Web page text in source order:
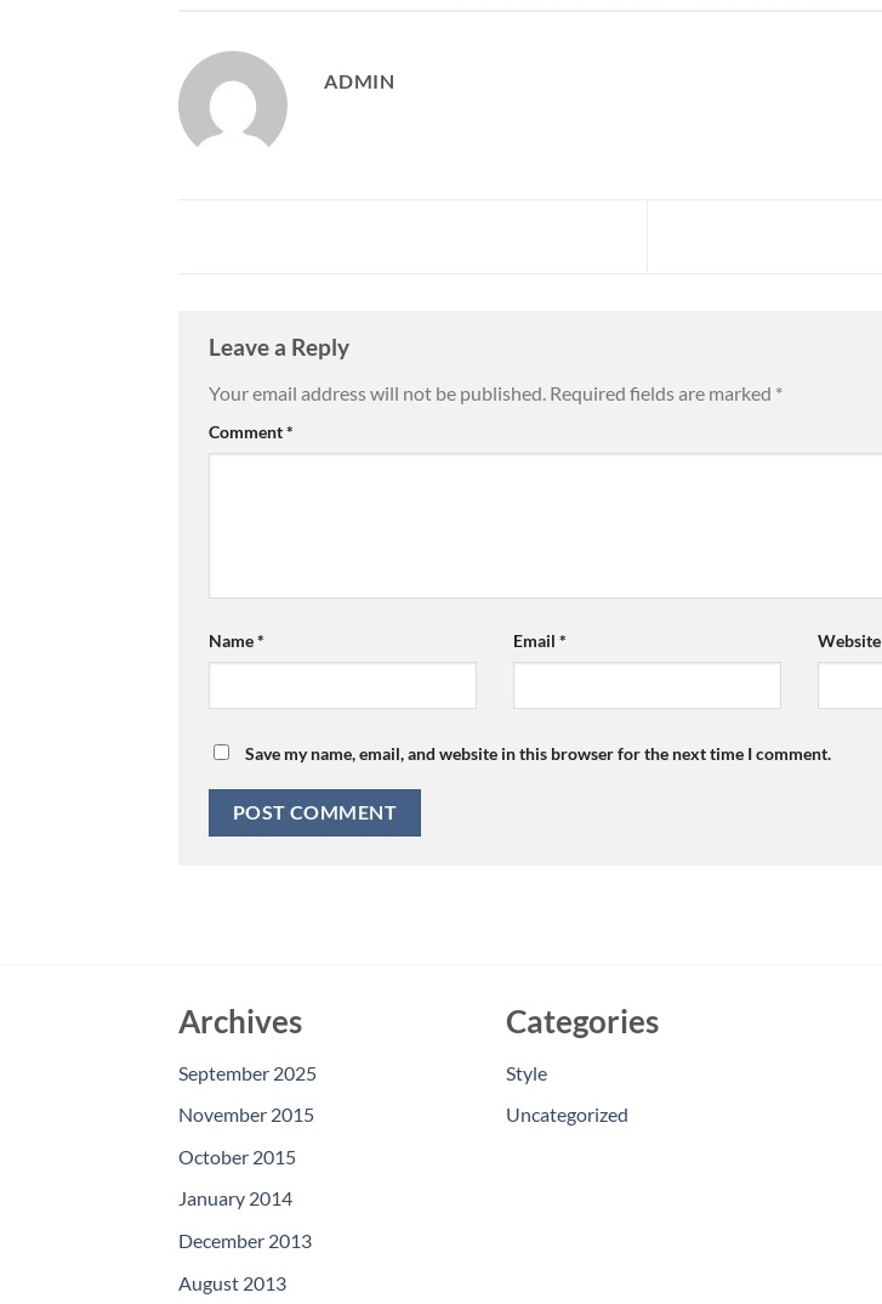
ADMIN
Leave a Reply
Your email address will not be published. Required fields are marked *
Comment*
Name* Email * Website
Save my name, email, and website in this browser for the next time I comment.
Archives
September 2025
November 2015
October 2015
January 2014
December 2013
August 2013
Categories
Style
Uncategorized